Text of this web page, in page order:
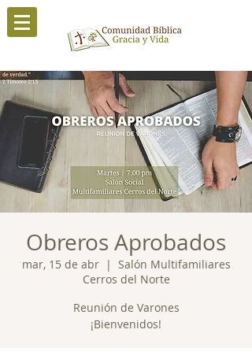
Obreros Aprobados
mar, 15 de abr
  |
Salón Multifamiliares
Cerros del Norte
Reunión de Varones
¡Bienvenidos!